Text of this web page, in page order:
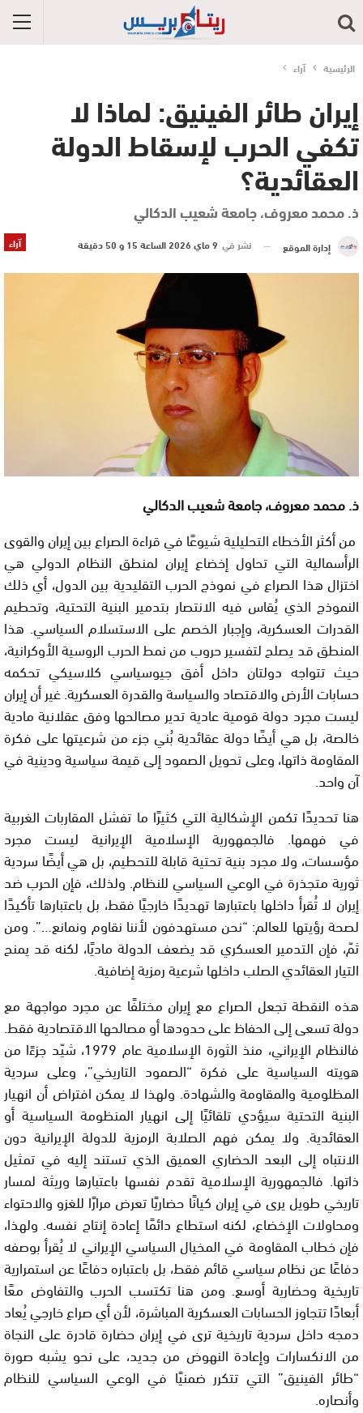
الرئيسية آراء
إيران طائر الفينيق: لماذا لا
تكفي الحرب لإسقاط الدولة
العقائدية؟
ذ. محمد معروف، جامعة شعيب الدكالي
آراء إدارة الموقع نشر في 9 ماي 2026 الساعة 15 و 50 دقيقة
ذ. محمد معروف، جامعة شعيب الدكالي
من أكثر الأخطاء التحليلية شيوعًا في قراءة الصراع بين إيران والقوى
الرأسمالية التي تحاول إخضاع إيران لمنطق النظام الدولي هي
اختزال هذا الصراع في نموذج الحرب التقليدية بين الدول، أي ذلك
النموذج الذي يُقاس فيه الانتصار بتدمير البنية التحتية، وتحطيم
القدرات العسكرية، وإجبار الخصم على الاستسلام السياسي. هذا
المنطق قد يصلح لتفسير حروب من نمط الحرب الروسية الأوكرانية،
حيث تتواجه دولتان داخل أفق جيوسياسي كلاسيكي تحكمه
حسابات الأرض والاقتصاد والسياسة والقدرة العسكرية. غير أن إيران
ليست مجرد دولة قومية عادية تدير مصالحها وفق عقلانية مادية
خالصة، بل هي أيضًا دولة عقائدية بُني جزء من شرعيتها على فكرة
المقاومة ذاتها، وعلى تحويل الصمود إلى قيمة سياسية ودينية في
آن واحد.
هنا تحديدًا تكمن الإشكالية التي كثيرًا ما تفشل المقاربات الغربية
في فهمها. فالجمهورية الإسلامية الإيرانية ليست مجرد
مؤسسات، ولا مجرد بنية تحتية قابلة للتحطيم، بل هي أيضًا سردية
ثورية متجذرة في الوعي السياسي للنظام. ولذلك، فإن الحرب ضد
إيران لا تُقرأ داخلها باعتبارها تهديدًا خارجيًا فقط، بل باعتبارها تأكيدًا
لصحة رؤيتها للعالم: “نحن مستهدفون لأننا نقاوم ونمانع…”. ومن
ثمّ، فإن التدمير العسكري قد يضعف الدولة ماديًا، لكنه قد يمنح
التيار العقائدي الصلب داخلها شرعية رمزية إضافية.
هذه النقطة تجعل الصراع مع إيران مختلفًا عن مجرد مواجهة مع
دولة تسعى إلى الحفاظ على حدودها أو مصالحها الاقتصادية فقط.
فالنظام الإيراني، منذ الثورة الإسلامية عام 1979، شيّد جزءًا من
هويته السياسية على فكرة “الصمود التاريخي”، وعلى سردية
المظلومية والمقاومة والشهادة. ولهذا لا يمكن افتراض أن انهيار
البنية التحتية سيؤدي تلقائيًا إلى انهيار المنظومة السياسية أو
العقائدية. ولا يمكن فهم الصلابة الرمزية للدولة الإيرانية دون
الانتباه إلى البعد الحضاري العميق الذي تستند إليه في تمثيل
ذاتها. فالجمهورية الإسلامية تقدم نفسها باعتبارها وريثة لمسار
تاريخي طويل يرى في إيران كيانًا حضاريًا تعرض مرارًا للغزو والاحتواء
ومحاولات الإخضاع، لكنه استطاع دائمًا إعادة إنتاج نفسه. ولهذا،
فإن خطاب المقاومة في المخيال السياسي الإيراني لا يُقرأ بوصفه
دفاعًا عن نظام سياسي قائم فقط، بل باعتباره دفاعًا عن استمرارية
تاريخية وحضارية أوسع. ومن هنا تكتسب الحرب والتفاوض معًا
أبعادًا تتجاوز الحسابات العسكرية المباشرة، لأن أي صراع خارجي يُعاد
دمجه داخل سردية تاريخية ترى في إيران حضارة قادرة على النجاة
من الانكسارات وإعادة النهوض من جديد، على نحو يشبه صورة
“طائر الفينيق” التي تتكرر ضمنيًا في الوعي السياسي للنظام
وأنصاره.